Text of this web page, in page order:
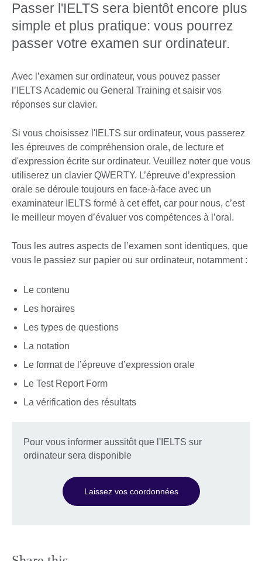
Passer l'IELTS sera bientôt encore plus
simple et plus pratique: vous pourrez
passer votre examen sur ordinateur.
Avec l’examen sur ordinateur, vous pouvez passer
l’IELTS Academic ou General Training et saisir vos
réponses sur clavier.
Si vous choisissez l'IELTS sur ordinateur, vous passerez
les épreuves de compréhension orale, de lecture et
d'expression écrite sur ordinateur. Veuillez noter que vous
utiliserez un clavier QWERTY. L’épreuve d’expression
orale se déroule toujours en face-à-face avec un
examinateur IELTS formé à cet effet, car pour nous, c’est
le meilleur moyen d’évaluer vos compétences à l’oral.
Tous les autres aspects de l’examen sont identiques, que
vous le passiez sur papier ou sur ordinateur, notamment :
Le contenu
Les horaires
Les types de questions
La notation
Le format de l’épreuve d’expression orale
Le Test Report Form
La vérification des résultats
Pour vous informer aussitôt que l'IELTS sur
ordinateur sera disponible
Laissez vos coordonnées